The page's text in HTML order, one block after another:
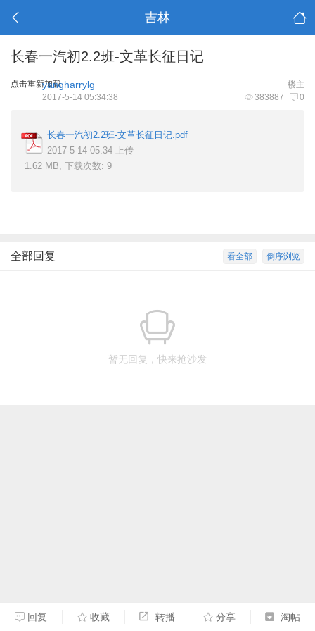
吉林
长春一汽初2.2班-文革长征日记
点击重新加载 楼主
yangharrylg
383887 0
2017-5-14 05:34:38
长春一汽初2.2班-文革长征日记.pdf
2017-5-14 05:34 上传
1.62 MB, 下载次数: 9
倒序浏览
看全部
全部回复
暂无回复，快来抢沙发
回复 收藏 转播 分享 淘帖